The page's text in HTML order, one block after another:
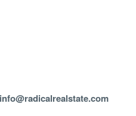
info@radicalrealstate.com